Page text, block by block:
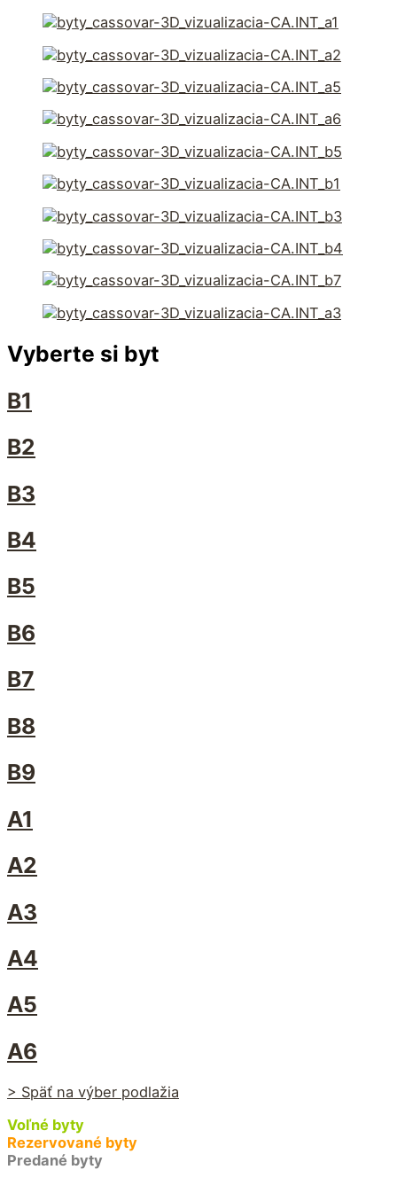
Vyberte si byt
B1
B2
B3
B4
B5
B6
B7
B8
B9
A1
A2
A3
A4
A5
A6
> Späť na výber podlažia
Voľné byty
Rezervované byty
Predané byty